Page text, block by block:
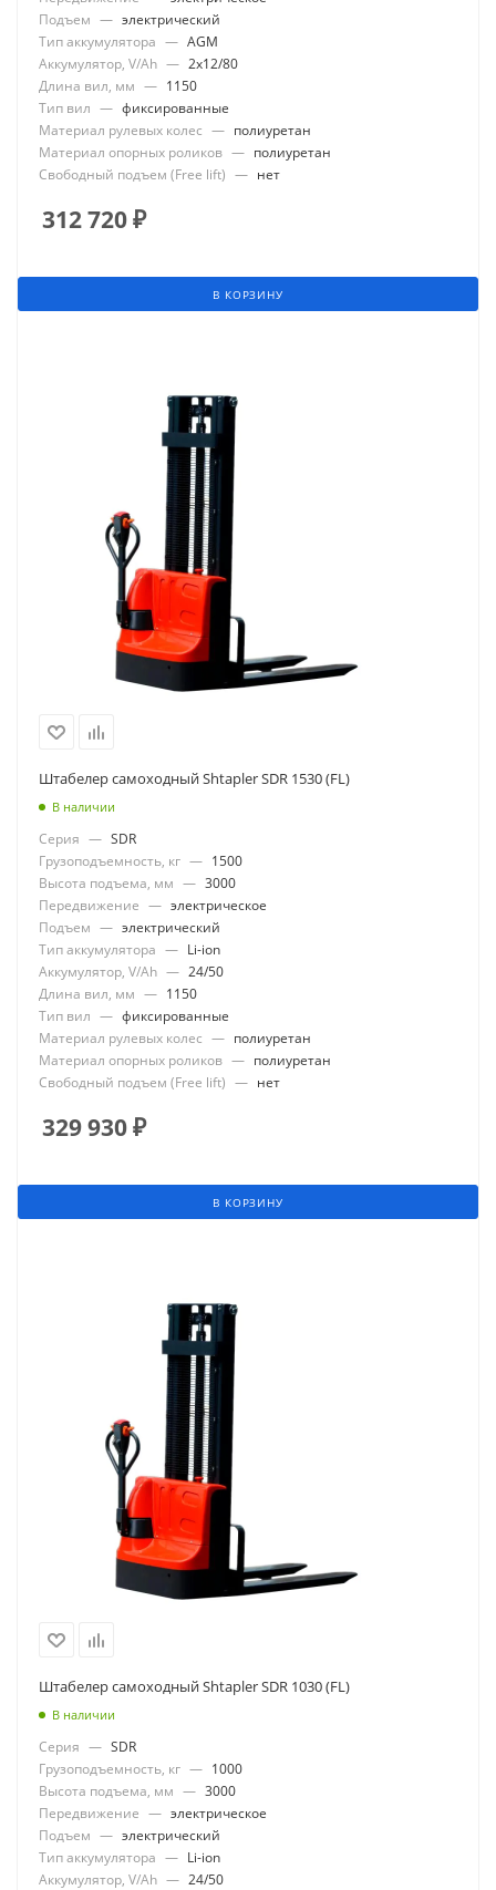
Подъем — электрический
Тип аккумулятора — AGM
Аккумулятор, V/Ah — 2x12/80
Длина вил, мм — 1150
Тип вил — фиксированные
Материал рулевых колес — полиуретан
Материал опорных роликов — полиуретан
Свободный подъем (Free lift) — нет
312 720₽
В КОРЗИНУ
Штабелер самоходный Shtapler SDR 1530 (FL)
В наличии
Серия — SDR
Грузоподъемность, кг — 1500
Высота подъема, мм — 3000
Передвижение — электрическое
Подъем — электрический
Тип аккумулятора — Li-ion
Аккумулятор, V/Ah — 24/50
Длина вил, мм — 1150
Тип вил — фиксированные
Материал рулевых колес — полиуретан
Материал опорных роликов — полиуретан
Свободный подъем (Free lift) — нет
329 930₽
В КОРЗИНУ
Штабелер самоходный Shtapler SDR 1030 (FL)
В наличии
Серия — SDR
Грузоподъемность, кг — 1000
Высота подъема, мм — 3000
Передвижение — электрическое
Подъем — электрический
Тип аккумулятора — Li-ion
Аккумулятор, V/Ah — 24/50